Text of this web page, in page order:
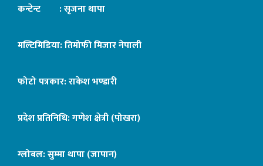
कन्टेन्ट : सृजना थापा
मल्टिमिडिया: तिमोफी मिजार नेपाली
फोटो पत्रकार: राकेश भण्डारी
प्रदेश प्रतिनिधि: गणेश क्षेत्री (पोखरा)
ग्लोबल: सुम्मा थापा (जापान)